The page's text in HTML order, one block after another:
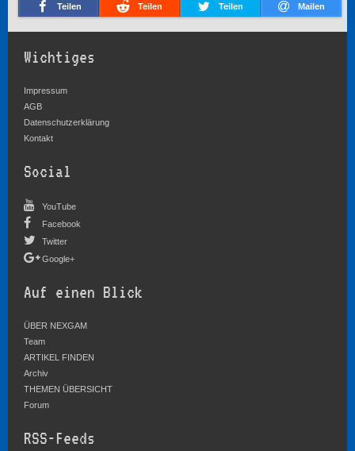
Teilen Teilen Teilen Mailen
Wichtiges
Impressum
AGB
Datenschutzerklärung
Kontakt
Social
YouTube
Facebook
Twitter
Google+
Auf einen Blick
ÜBER NEXGAM
Team
ARTIKEL FINDEN
Archiv
THEMEN ÜBERSICHT
Forum
RSS-Feeds